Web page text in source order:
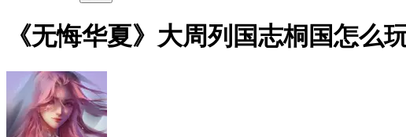
《无悔华夏》大周列国志桐国怎